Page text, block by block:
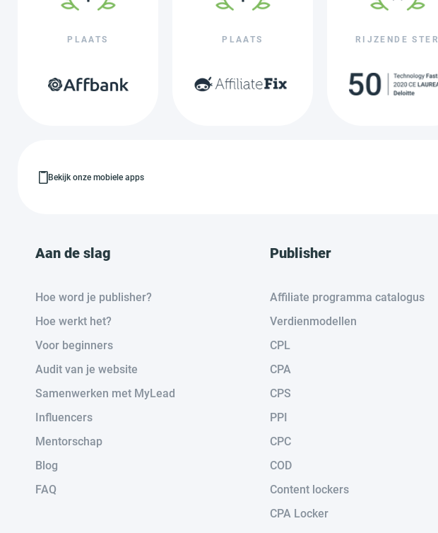
PLAATS PLAATS RIJZENDE STER
Bekijk onze mobiele apps
Aan de slag
Hoe word je publisher?
Hoe werkt het?
Voor beginners
Audit van je website
Samenwerken met MyLead
Influencers
Mentorschap
Blog
FAQ
Publisher
Affiliate programma catalogus
Verdienmodellen
CPL
CPA
CPS
PPI
CPC
COD
Content lockers
CPA Locker